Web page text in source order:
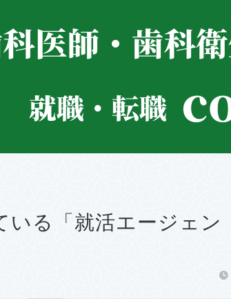
る「就活エージェン